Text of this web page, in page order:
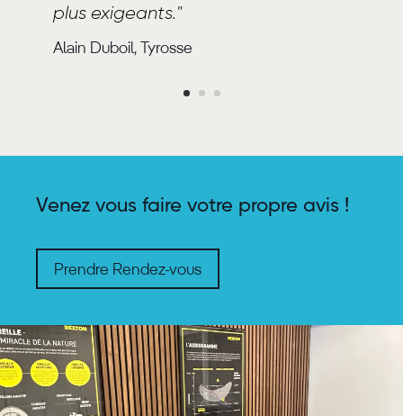
plus exigeants."
Alain Duboil, Tyrosse
Venez vous faire votre propre avis !
Prendre Rendez-vous